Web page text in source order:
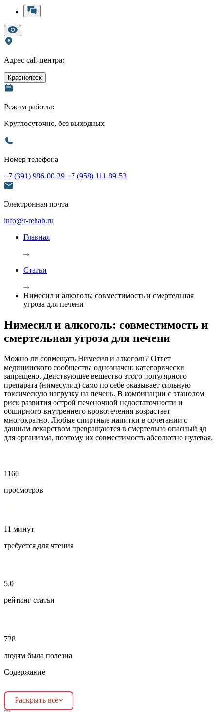
Адрес call-центра:
Красноярск
Режим работы:
Круглосуточно, без выходных
Номер телефона
+7 (391) 986-00-29 +7 (958) 111-89-53
Электронная почта
info@r-rehab.ru
Главная
Статьи
Нимесил и алкоголь: совместимость и смертельная
угроза для печени
Нимесил и алкоголь: совместимость и
смертельная угроза для печени
Можно ли совмещать Нимесил и алкоголь? Ответ
медицинского сообщества однозначен: категорически
запрещено. Действующее вещество этого популярного
препарата (нимесулид) само по себе оказывает сильную
токсическую нагрузку на печень. В комбинации с этанолом
риск развития острой печеночной недостаточности и
обширного внутреннего кровотечения возрастает
многократно. Любые спиртные напитки в сочетании с
данным лекарством превращаются в смертельно опасный яд
для организма, поэтому их совместимость абсолютно нулевая.
1160
просмотров
11 минут
требуется для чтения
5.0
рейтинг статьи
728
людям была полезна
Содержание
Раскрыть все